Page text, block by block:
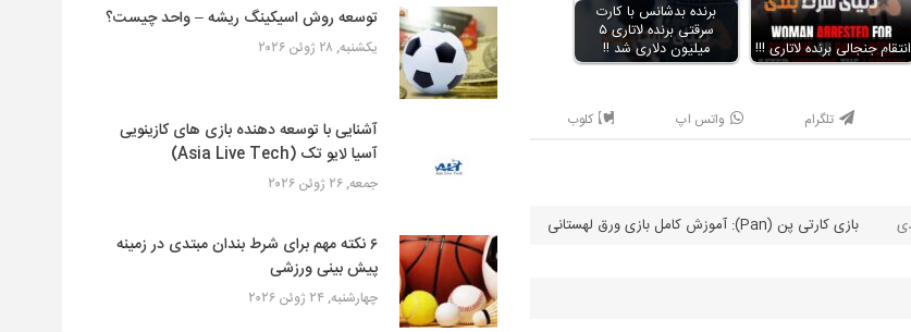
برنده بدشانس با کارت
سرقتی برنده لاتاری ۵
میلیون دلاری شد !!
انتقام جنجالی برنده لاتاری !!!
تلگرام واتس اپ کلوب
بازی کارتی پن (Pan): آموزش کامل بازی ورق لهستانی
توسعه روش اسیکینگ ریشه – واحد چیست؟
یکشنبه, ۲۸ ژوئن ۲۰۲۶
آشنایی با توسعه دهنده بازی های کازینویی
آسیا لایو تک (Asia Live Tech)
جمعه, ۲۶ ژوئن ۲۰۲۶
۶ نکته مهم برای شرط بندان مبتدی در زمینه
پیش بینی ورزشی
چهارشنبه, ۲۴ ژوئن ۲۰۲۶